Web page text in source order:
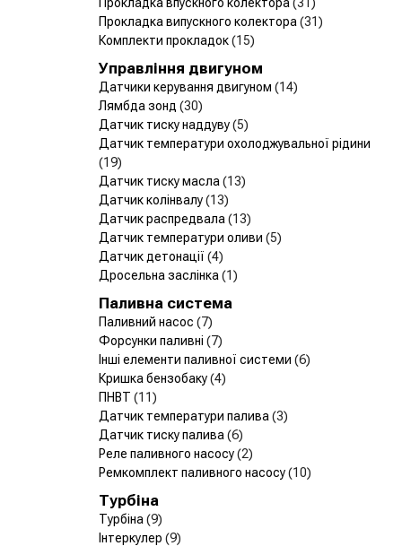
Прокладка випускного колектора (31)
Комплекти прокладок(15)
Управління двигуном
Датчики керування двигуном (14)
Лямбда зонд (30)
Датчик тиску наддуву(5)
Датчик температури охолоджувальної рідини
(19)
Датчик тиску масла (13)
Датчик колінвалу(13)
Датчик распредвала (13)
Датчик температури оливи (5)
Датчик детонації (4)
Дросельна заслінка (1)
Паливна система
Паливний насос (7)
Форсунки паливні (7)
Інші елементи паливної системи (6)
Кришка бензобаку(4)
ПНВТ (11)
Датчик температури палива (3)
Датчик тиску палива (6)
Реле паливного насосу(2)
Ремкомплект паливного насосу(10)
Турбіна
Турбіна (9)
Інтеркулер (9)